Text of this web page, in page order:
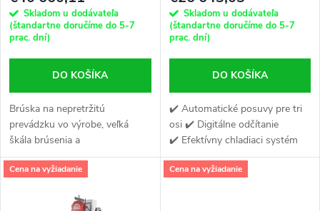
r
o
d
u
k
o
d
u
k
t
Skladom u dodávateľa
(štandartne doručíme do 5-7
prac. dní)
DO KOŠÍKA
Brúska na nepretržitú
prevádzku vo výrobe, veľká
škála brúsenia a
programovateľný automat PLC
SIEMENS, má modernú,
pracuje na dvoch pároch...
Skladom u dodávateľa
(štandartne doručíme do 5-7
prac. dní)
DO KOŠÍKA
✔️ Automatické posuvy pre tri
osi ✔️ Digitálne odčítanie
✔️ Efektívny chladiaci systém
Cena na vyžiadanie Cena na vyžiadanie